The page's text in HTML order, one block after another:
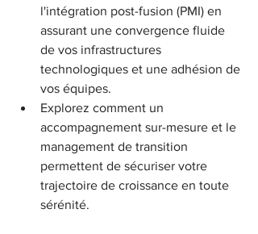
l'intégration post-fusion (PMI) en
assurant une convergence fluide
de vos infrastructures
technologiques et une adhésion de
vos équipes.
Explorez comment un
accompagnement sur-mesure et le
management de transition
permettent de sécuriser votre
trajectoire de croissance en toute
sérénité.